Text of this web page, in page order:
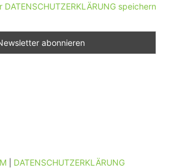
speichern
| DATENSCHUTZERKLÄRUNG